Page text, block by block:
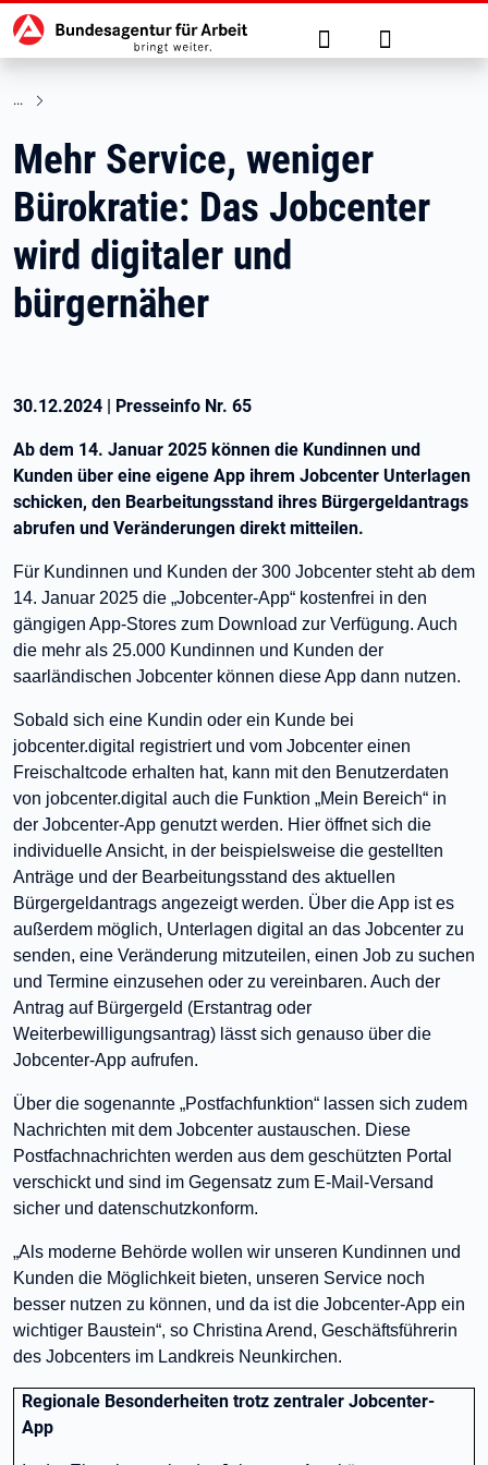
zu den Hauptinhalten springen
Hauptnavigation Suche Anmelden
Mehr Service, weniger
Bürokratie: Das Jobcenter
wird digitaler und
bürgernäher
30.12.2024 | Presseinfo Nr. 65
Ab dem 14. Januar 2025 können die Kundinnen und
Kunden über eine eigene App ihrem Jobcenter Unterlagen
schicken, den Bearbeitungsstand ihres Bürgergeldantrags
abrufen und Veränderungen direkt mitteilen.
Für Kundinnen und Kunden der 300 Jobcenter steht ab dem
14. Januar 2025 die „Jobcenter-App“ kostenfrei in den
gängigen App-Stores zum Download zur Verfügung. Auch
die mehr als 25.000 Kundinnen und Kunden der
saarländischen Jobcenter können diese App dann nutzen.
Sobald sich eine Kundin oder ein Kunde bei
jobcenter.digital registriert und vom Jobcenter einen
Freischaltcode erhalten hat, kann mit den Benutzerdaten
von jobcenter.digital auch die Funktion „Mein Bereich“ in
der Jobcenter-App genutzt werden. Hier öffnet sich die
individuelle Ansicht, in der beispielsweise die gestellten
Anträge und der Bearbeitungsstand des aktuellen
Bürgergeldantrags angezeigt werden. Über die App ist es
außerdem möglich, Unterlagen digital an das Jobcenter zu
senden, eine Veränderung mitzuteilen, einen Job zu suchen
und Termine einzusehen oder zu vereinbaren. Auch der
Antrag auf Bürgergeld (Erstantrag oder
Weiterbewilligungsantrag) lässt sich genauso über die
Jobcenter-App aufrufen.
Über die sogenannte „Postfachfunktion“ lassen sich zudem
Nachrichten mit dem Jobcenter austauschen. Diese
Postfachnachrichten werden aus dem geschützten Portal
verschickt und sind im Gegensatz zum E-Mail-Versand
sicher und datenschutzkonform.
„Als moderne Behörde wollen wir unseren Kundinnen und
Kunden die Möglichkeit bieten, unseren Service noch
besser nutzen zu können, und da ist die Jobcenter-App ein
wichtiger Baustein“, so Christina Arend, Geschäftsführerin
des Jobcenters im Landkreis Neunkirchen.
Regionale Besonderheiten trotz zentraler Jobcenter-
App